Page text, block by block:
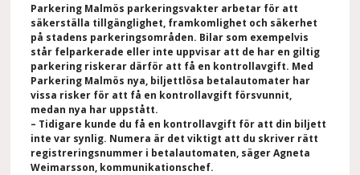
Parkering Malmös parkeringsvakter arbetar för att
säkerställa tillgänglighet, framkomlighet och säkerhet
på stadens parkeringsområden. Bilar som exempelvis
står felparkerade eller inte uppvisar att de har en giltig
parkering riskerar därför att få en kontrollavgift. Med
Parkering Malmös nya, biljettlösa betalautomater har
vissa risker för att få en kontrollavgift försvunnit,
medan nya har uppstått.
– Tidigare kunde du få en kontrollavgift för att din biljett
inte var synlig. Numera är det viktigt att du skriver rätt
registreringsnummer i betalautomaten, säger Agneta
Weimarsson, kommunikationschef.